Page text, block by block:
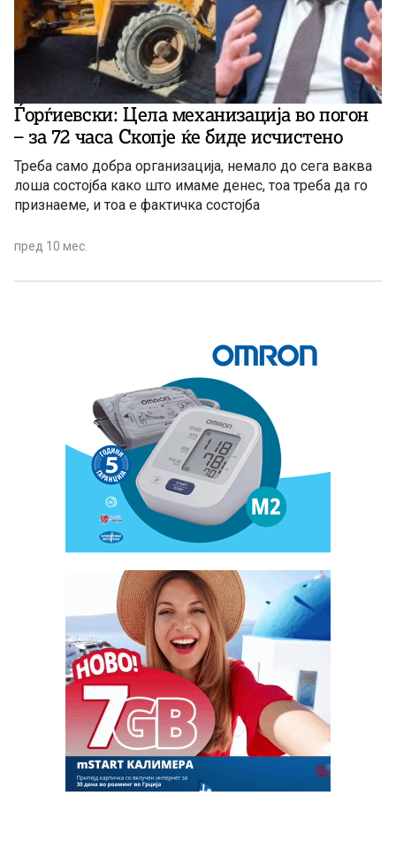
Ѓорѓиевски: Цела механизација во погон
– за 72 часа Скопје ќе биде исчистено
Треба само добра организација, немало до сега ваква
лоша состојба како што имаме денес, тоа треба да го
признаеме, и тоа е фактичка состојба
пред 10 мес.